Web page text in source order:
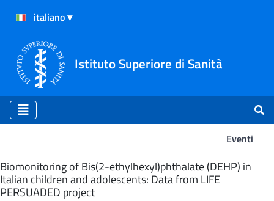
Istituto Superiore di Sanità
Eventi
Eventi
Biomonitoring of Bis(2-ethylhexyl)phthalate (DEHP) in
Italian children and adolescents: Data from LIFE
PERSUADED project